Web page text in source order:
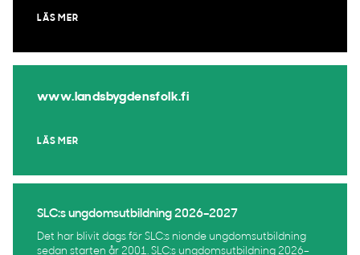
LÄS MER
www.landsbygdensfolk.fi
LÄS MER
SLC:s ungdomsutbildning 2026–2027
Det har blivit dags för SLC:s nionde ungdomsutbildning
sedan starten år 2001. SLC:s ungdomsutbildning 2026–